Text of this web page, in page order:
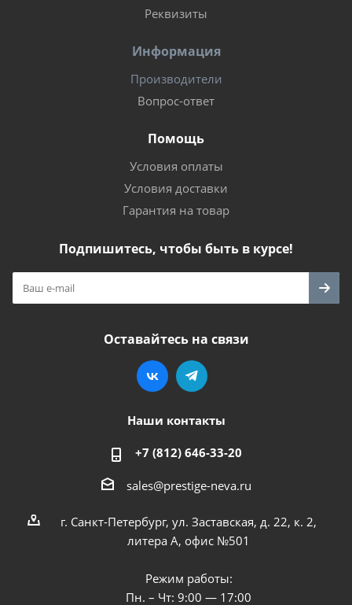
Реквизиты
Информация
Производители
Вопрос-ответ
Помощь
Условия оплаты
Условия доставки
Гарантия на товар
Подпишитесь, чтобы быть в курсе!
Оставайтесь на связи
Наши контакты
+7 (812) 646-33-20
sales@prestige-neva.ru
г. Санкт-Петербург, ул. Заставская, д. 22, к. 2,
литера А, офис №501
Режим работы:
Пн. – Чт: 9:00 — 17:00